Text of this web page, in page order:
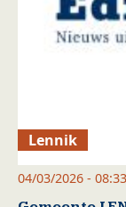
Lennik
04/03/2026 - 08:33